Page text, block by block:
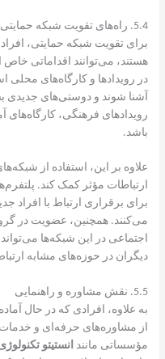
5.4. راه‌های تقویت شبکه حمایتی
برای تقویت شبکه حمایتی،
هستند، می‌توانند اقداماتی
در رویدادها و کارگاه‌های محلی
آشنا شوند و دوستی‌های جدیدی
رویدادهای فرهنگی،
باشد.
علاوه بر این، استفاده از
ارتباطات مؤثر کمک کند.
برای برقراری ارتباط با افراد
می‌کنند. همچنین، عضویت در
اجتماعی در این شبکه‌ها
دیگران در حوزه‌های مشابه
5.5. نقش مشاوره و راهنمایی
به علاوه، افرادی که در حال
از مشاوره‌های حرفه‌ای و
مؤسساتی مانند
انستیتو